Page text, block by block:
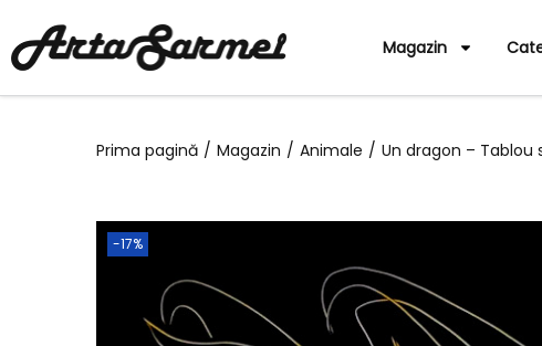
Magazin
Prima pagină / Magazin / Animale / Un dragon –
-17%